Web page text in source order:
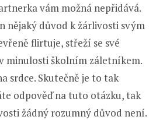
vám možná nepřidává.
nějaký důvod k žárlivosti svým
flirtuje, střeží se své
minulosti školním záletníkem.
srdce. Skutečně je to tak
odpověď na tuto otázku, tak
žádný rozumný důvod není.